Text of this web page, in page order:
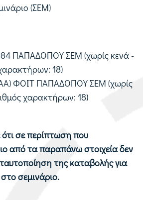
(ΣΕΜ)
ΠΑΠΑΔΟΠΟΥ ΣΕΜ (χωρίς κενά -
18)
ΦΟΙΤ ΠΑΠΑΔΟΠΟΥ ΣΕΜ (χωρίς
χαρακτήρων: 18)
σε περίπτωση που
από τα παραπάνω στοιχεία δεν
της καταβολής για
σεμινάριο.